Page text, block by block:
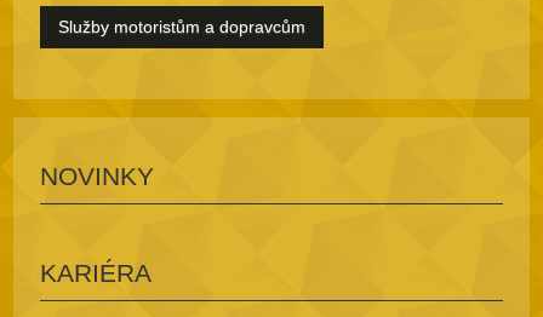
Služby motoristům a dopravcům
NOVINKY
KARIÉRA